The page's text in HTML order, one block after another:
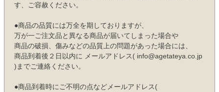
す、ご容赦ください。
●商品の品質には万全を期しておりますが、
万が一ご注文品と異なる商品が届いてしまった場合や
商品の破損、傷みなどの品質上の問題があった場合には、
商品到着後２日以内に メールアドレス( info@agetateya.co.jp
)までご連絡ください。
●商品到着時にご不明の点などメールアドレス(